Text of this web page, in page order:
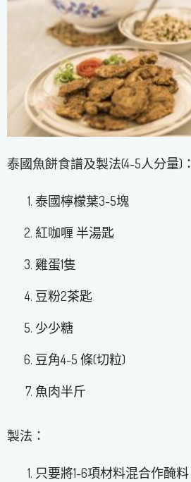
泰國魚餅食譜及製法(4-5人分量)：
泰國檸檬葉3-5塊
紅咖喱 半湯匙
雞蛋1隻
豆粉2茶匙
少少糖
豆角4-5 條(切粒)
魚肉半斤
製法：
只要將1-6項材料混合作醃料